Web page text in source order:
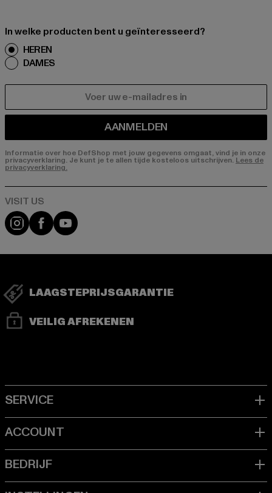
In welke producten bent u geïnteresseerd?
HEREN
DAMES
AANMELDEN
Informatie over hoe DefShop met jouw gegevens omgaat, vind je in onze
privacyverklaring. Je kunt je te allen tijde kosteloos uitschrijven. Lees de
privacyverklaring.
Visit our Instagram page:
Visit our Facebook page:
Visit our YouTube channel:
LAAGSTEPRIJSGARANTIE
VEILIG AFREKENEN